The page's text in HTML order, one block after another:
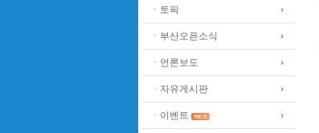
ㆍ토픽
ㆍ부산오픈소식
ㆍ언론보도
ㆍ자유게시판
ㆍ이벤트